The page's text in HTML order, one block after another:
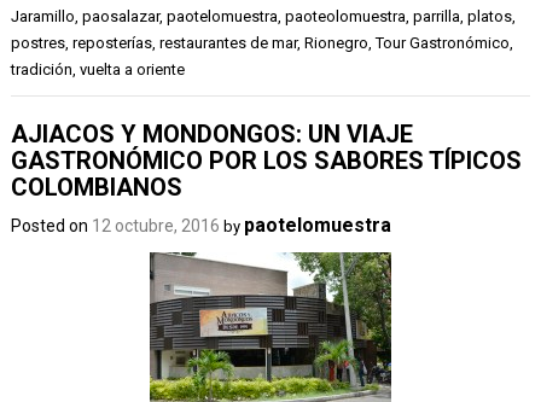
Jaramillo,paosalazar,paotelomuestra,paoteolomuestra,parrilla,platos,
postres,reposterías,restaurantes de mar,Rionegro,Tour Gastronómico,
tradición,vuelta a oriente
AJIACOS Y MONDONGOS: UN VIAJE
GASTRONÓMICO POR LOS SABORES TÍPICOS
COLOMBIANOS
Posted on 12 octubre, 2016 by paotelomuestra